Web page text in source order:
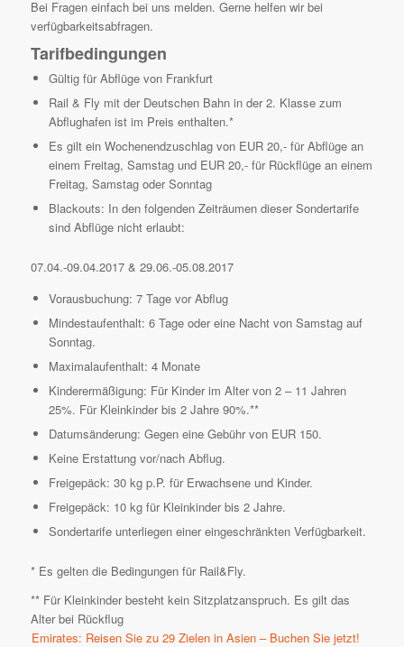
Bei Fragen einfach bei uns melden. Gerne helfen wir bei
verfügbarkeitsabfragen.
Tarifbedingungen
Gültig für Abflüge von Frankfurt
Rail & Fly mit der Deutschen Bahn in der 2. Klasse zum
Abflughafen ist im Preis enthalten.*
Es gilt ein Wochenendzuschlag von EUR 20,- für Abflüge an
einem Freitag, Samstag und EUR 20,- für Rückflüge an einem
Freitag, Samstag oder Sonntag
Blackouts: In den folgenden Zeiträumen dieser Sondertarife
sind Abflüge nicht erlaubt:
07.04.-09.04.2017 & 29.06.-05.08.2017
Vorausbuchung: 7 Tage vor Abflug
Mindestaufenthalt: 6 Tage oder eine Nacht von Samstag auf
Sonntag.
Maximalaufenthalt: 4 Monate
Kinderermäßigung: Für Kinder im Alter von 2 – 11 Jahren
25%. Für Kleinkinder bis 2 Jahre 90%.**
Datumsänderung: Gegen eine Gebühr von EUR 150.
Keine Erstattung vor/nach Abflug.
Freigepäck: 30 kg p.P. für Erwachsene und Kinder.
Freigepäck: 10 kg für Kleinkinder bis 2 Jahre.
Sondertarife unterliegen einer eingeschränkten Verfügbarkeit.
* Es gelten die Bedingungen für Rail&Fly.
** Für Kleinkinder besteht kein Sitzplatzanspruch. Es gilt das
Alter bei Rückflug
Emirates: Reisen Sie zu 29 Zielen in Asien – Buchen Sie jetzt!